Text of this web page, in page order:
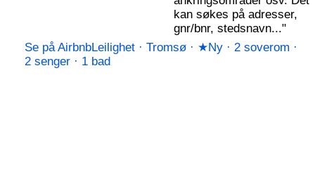
kan søkes på adresser,
gnr/bnr, stedsnavn..."
Se på AirbnbLeilighet · Tromsø · ★Ny · 2 soverom ·
2 senger · 1 bad